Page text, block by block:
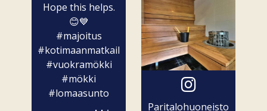
Hope this helps.
😊💙
#majoitus
#kotimaanmatkailu
#vuokramökki
#mökki
#lomaasunto
Paritalohuoneisto